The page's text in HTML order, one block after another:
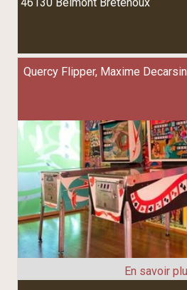
Quercy Flipper, Maxime Decarsin